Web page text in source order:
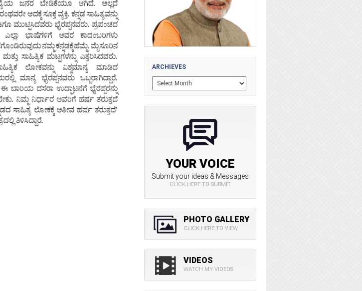
ಟಿಪ್ಪು ಸುಲ್ತಾನ :
ಸ್ವಾತಂತ್ರವೀರನಾ?
VIEW MORE
ARCHIEVES
YOUR VOICE
Submit your ideas & Messages
CLICK HERE TO SUBMIT
PHOTO GALLERY
CLICK HERE TO VIEW
VIDEOS
WATCH MY VIDEOS